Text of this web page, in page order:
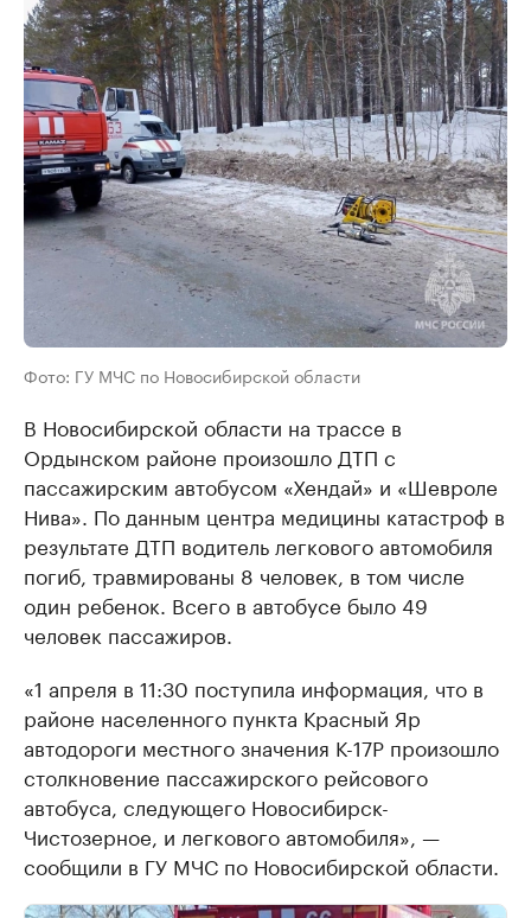
Фото: ГУ МЧС по Новосибирской области
В Новосибирской области на трассе в
Ордынском районе произошло ДТП с
пассажирским автобусом «Хендай» и «Шевроле
Нива». По данным центра медицины катастроф в
результате ДТП водитель легкового автомобиля
погиб, травмированы 8 человек, в том числе
один ребенок. Всего в автобусе было 49
человек пассажиров.
«1 апреля в 11:30 поступила информация, что в
районе населенного пункта Красный Яр
автодороги местного значения К-17Р произошло
столкновение пассажирского рейсового
автобуса, следующего Новосибирск-
Чистозерное, и легкового автомобиля», —
сообщили в ГУ МЧС по Новосибирской области.